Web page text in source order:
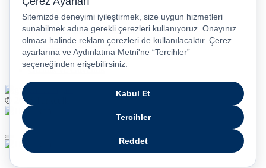
Gizlilik ve Güvenlik
© 2026 Turkcell